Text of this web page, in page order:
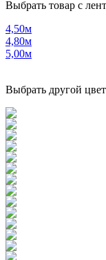
Выбрать товар с
4,50м
4,80м
5,00м
Выбрать другой